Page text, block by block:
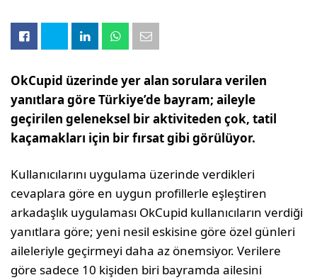
OkCupid üzerinde yer alan sorulara verilen
yanıtlara göre Türkiye’de bayram; aileyle
geçirilen geleneksel bir aktiviteden çok, tatil
kaçamakları için bir fırsat gibi görülüyor.
Kullanıcılarını uygulama üzerinde verdikleri
cevaplara göre en uygun profillerle eşleştiren
arkadaşlık uygulaması OkCupid kullanıcıların verdiği
yanıtlara göre; yeni nesil eskisine göre özel günleri
aileleriyle geçirmeyi daha az önemsiyor. Verilere
göre sadece 10 kişiden biri bayramda ailesini